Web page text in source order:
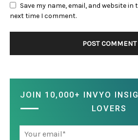
Save my name, email, and website
next time I comment.
JOIN 10,000+ INVYO
LOVERS